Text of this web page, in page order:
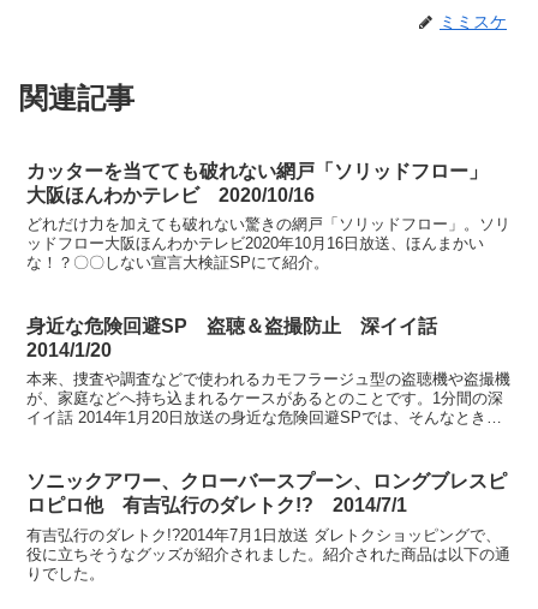
ミミスケ
関連記事
カッターを当てても破れない網戸「ソリッドフロー」
大阪ほんわかテレビ 2020/10/16
どれだけ力を加えても破れない驚きの網戸「ソリッドフロー」。ソリ
ッドフロー大阪ほんわかテレビ2020年10月16日放送、ほんまかい
な！？〇〇しない宣言大検証SPにて紹介。
身近な危険回避SP 盗聴＆盗撮防止 深イイ話
2014/1/20
本来、捜査や調査などで使われるカモフラージュ型の盗聴機や盗撮機
が、家庭などへ持ち込まれるケースがあるとのことです。1分間の深
イイ話 2014年1月20日放送の身近な危険回避SPでは、そんなときの
ソニックアワー、クローバースプーン、ロングブレスピ
ロピロ他 有吉弘行のダレトク!? 2014/7/1
有吉弘行のダレトク!?2014年7月1日放送 ダレトクショッピングで、
役に立ちそうなグッズが紹介されました。紹介された商品は以下の通
りでした。